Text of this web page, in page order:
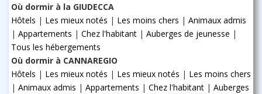
Où dormir à la GIUDECCA
Hôtels | Les mieux notés | Les moins chers | Animaux admis
| Appartements | Chez l'habitant | Auberges de jeunesse |
Tous les hébergements
Où dormir à CANNAREGIO
Hôtels | Les mieux notés | Les mieux notés | Les moins chers
| Animaux admis | Appartements | Chez l'habitant | Auberges